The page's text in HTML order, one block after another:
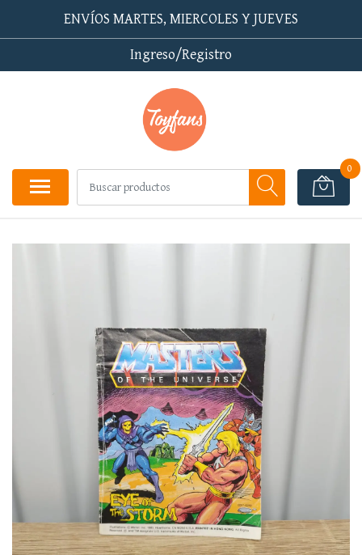
ENVÍOS MARTES, MIERCOLES Y JUEVES
Ingreso/Registro
0